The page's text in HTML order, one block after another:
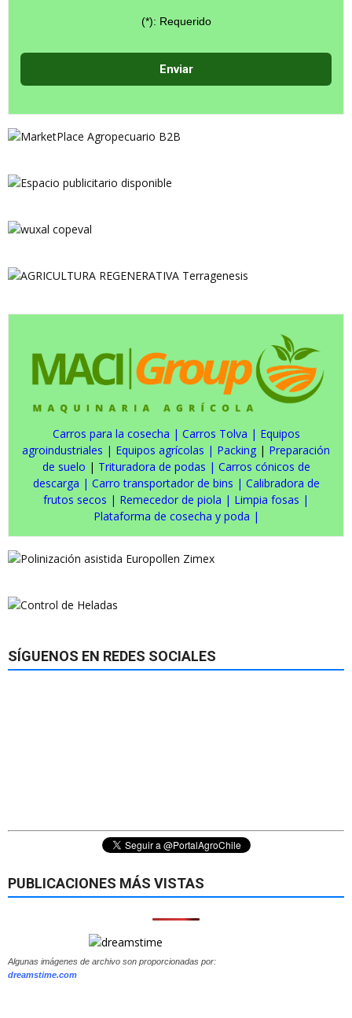
(*): Requerido
Carros para la cosecha | Carros Tolva | Equipos
agroindustriales | Equipos agrícolas | Packing | Preparación
de suelo | Trituradora de podas | Carros cónicos de
descarga | Carro transportador de bins | Calibradora de
frutos secos | Remecedor de piola | Limpia fosas |
Plataforma de cosecha y poda |
SÍGUENOS EN REDES SOCIALES
PUBLICACIONES MÁS VISTAS
Algunas imágenes de archivo son proporcionadas por:
dreamstime.com